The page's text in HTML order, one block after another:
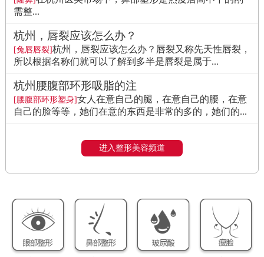
需整...
杭州，唇裂应该怎么办？
[兔唇唇裂]杭州，唇裂应该怎么办？唇裂又称先天性唇裂，
所以根据名称们就可以了解到多半是唇裂是属于...
杭州腰腹部环形吸脂的注
[腰腹部环形塑身]女人在意自己的腿，在意自己的腰，在意
自己的脸等等，她们在意的东西是非常的多的，她们的...
进入整形美容频道